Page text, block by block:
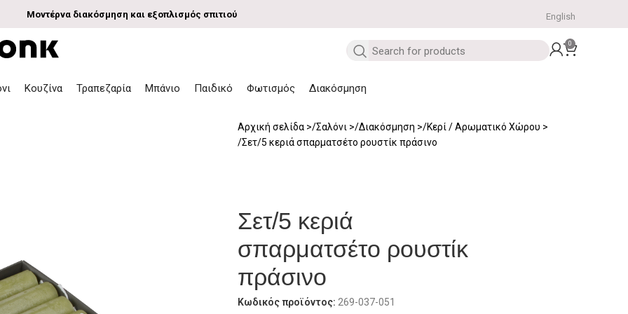
Μοντέρνα διακόσμηση και εξοπλισμός σπιτιού English
0
Κουζίνα Τραπεζαρία Μπάνιο Παιδικό Φωτισμός Διακόσμηση
Αρχική σελίδα Σαλόνι Διακόσμηση
Κερί / Αρωματικό Χώρου
Σετ/5 κεριά σπαρματσέτο ρουστίκ πράσινο
Σετ/5 κεριά
σπαρματσέτο ρουστίκ
πράσινο
Κωδικός προϊόντος: 269-037-051